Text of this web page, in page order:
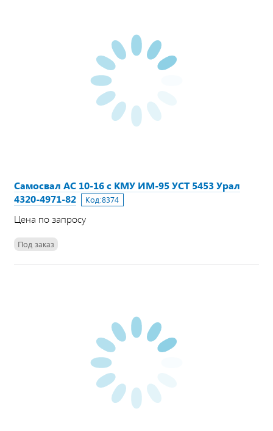
Самосвал АС 10-16 с КМУ ИМ-95 УСТ 5453 Урал
4320-4971-82
Код:8374
Цена по запросу
Под заказ